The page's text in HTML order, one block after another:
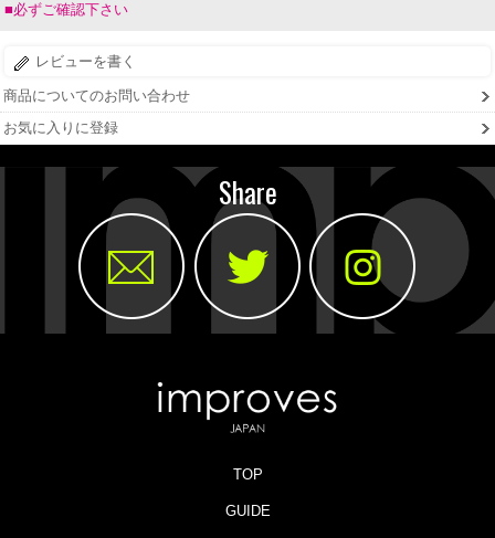
■必ずご確認下さい
レビューを書く
商品についてのお問い合わせ
お気に入りに登録
Share
TOP
GUIDE